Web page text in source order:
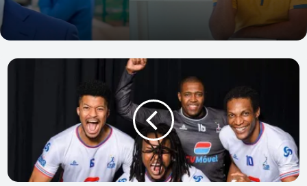
Vitória
andebol
de